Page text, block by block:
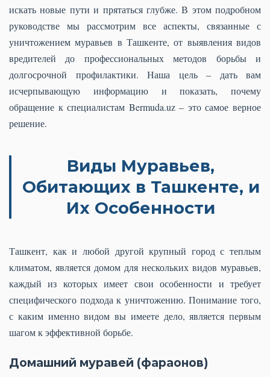
искать новые пути и прятаться глубже. В этом подробном
руководстве мы рассмотрим все аспекты, связанные с
уничтожением муравьев в Ташкенте, от выявления видов
вредителей до профессиональных методов борьбы и
долгосрочной профилактики. Наша цель – дать вам
исчерпывающую информацию и показать, почему
обращение к специалистам Bermuda.uz – это самое верное
решение.
Виды Муравьев,
Обитающих в Ташкенте, и
Их Особенности
Ташкент, как и любой другой крупный город с теплым
климатом, является домом для нескольких видов муравьев,
каждый из которых имеет свои особенности и требует
специфического подхода к уничтожению. Понимание того,
с каким именно видом вы имеете дело, является первым
шагом к эффективной борьбе.
Домашний муравей (фараонов)